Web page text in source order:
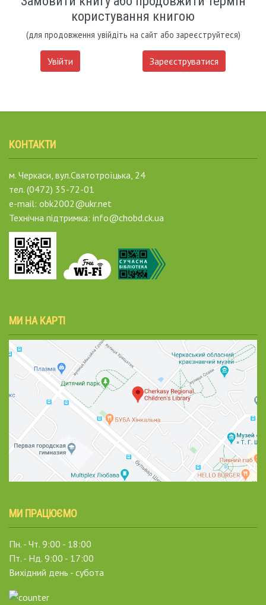
користування книгою
(для продовження увійдіть на сайт або зареєструйтеся)
Увійти Зареєструватися
КОНТАКТИ
м. Черкаси, вул.Святотроїцька, 24
тел. (0472) 35-72-01
e-mail: obk2002@ukr.net
Технічна підтримка: info@chobd.ck.ua
МИ НА КАРТІ
МИ ПРАЦЮЄМО
Пн. - Чт. 9:00 - 18:00
Пт. - Нд. 9:00 - 17:00
Вихідний день - субота